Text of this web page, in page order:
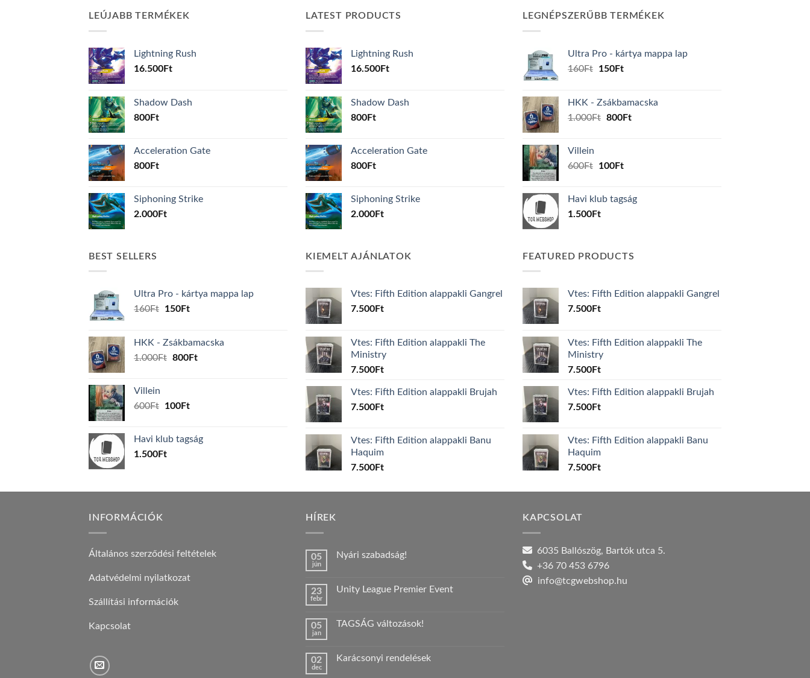
LEÚJABB TERMÉKEK
Lightning Rush
16.500Ft
Shadow Dash
800Ft
Acceleration Gate
800Ft
Siphoning Strike
2.000Ft
LATEST PRODUCTS
Lightning Rush
16.500Ft
Shadow Dash
800Ft
Acceleration Gate
800Ft
Siphoning Strike
2.000Ft
LEGNÉPSZERŰBB TERMÉKEK
Ultra Pro - kártya mappa lap
160Ft
Original
160Ft.
150FtCurrent
150Ft.
HKK - Zsákbamacska
1.000Ft Original
800FtCurrent
Villein
600Ft
Original
600Ft.
100FtCurrent
100Ft.
Havi klub tagság
1.500Ft
BEST SELLERS
Ultra Pro - kártya mappa lap
160Ft
Original
160Ft.
150FtCurrent
150Ft.
HKK - Zsákbamacska
1.000Ft Original
800FtCurrent
Villein
600Ft
Original
600Ft.
100FtCurrent
100Ft.
Havi klub tagság
1.500Ft
KIEMELT AJÁNLATOK
Vtes: Fifth Edition alappakli Gangrel
7.500Ft
Vtes: Fifth Edition alappakli The
Ministry
7.500Ft
Vtes: Fifth Edition alappakli Brujah
7.500Ft
Vtes: Fifth Edition alappakli Banu
Haquim
7.500Ft
FEATURED PRODUCTS
Vtes: Fifth Edition alappakli Gangrel
7.500Ft
Vtes: Fifth Edition alappakli The
Ministry
7.500Ft
Vtes: Fifth Edition alappakli Brujah
7.500Ft
Vtes: Fifth Edition alappakli Banu
Haquim
7.500Ft
INFORMÁCIÓK
Általános szerződési feltételek
Adatvédelmi nyilatkozat
Szállítási információk
Kapcsolat
HÍREK
05
jún
Nyári szabadság!
Nyári
23
febr
Unity League Premier Event
Unity
bejegyzéshez
05
jan
TAGSÁG változások!
TAGSÁG
02
dec
Karácsonyi rendelések
KAPCSOLAT
6035 Ballószög, Bartók utca 5.
+36 70 453 6796
info@tcgwebshop.hu